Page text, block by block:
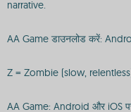
narrative.
AA Game डाउनलोड करें:
Z = Zombie (slow,
AA Game: Android और iOS